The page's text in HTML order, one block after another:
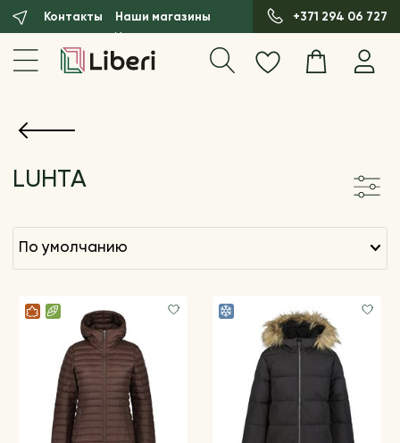
Контакты Наши магазины +371 294 06 727
LUHTA
по умолчанию